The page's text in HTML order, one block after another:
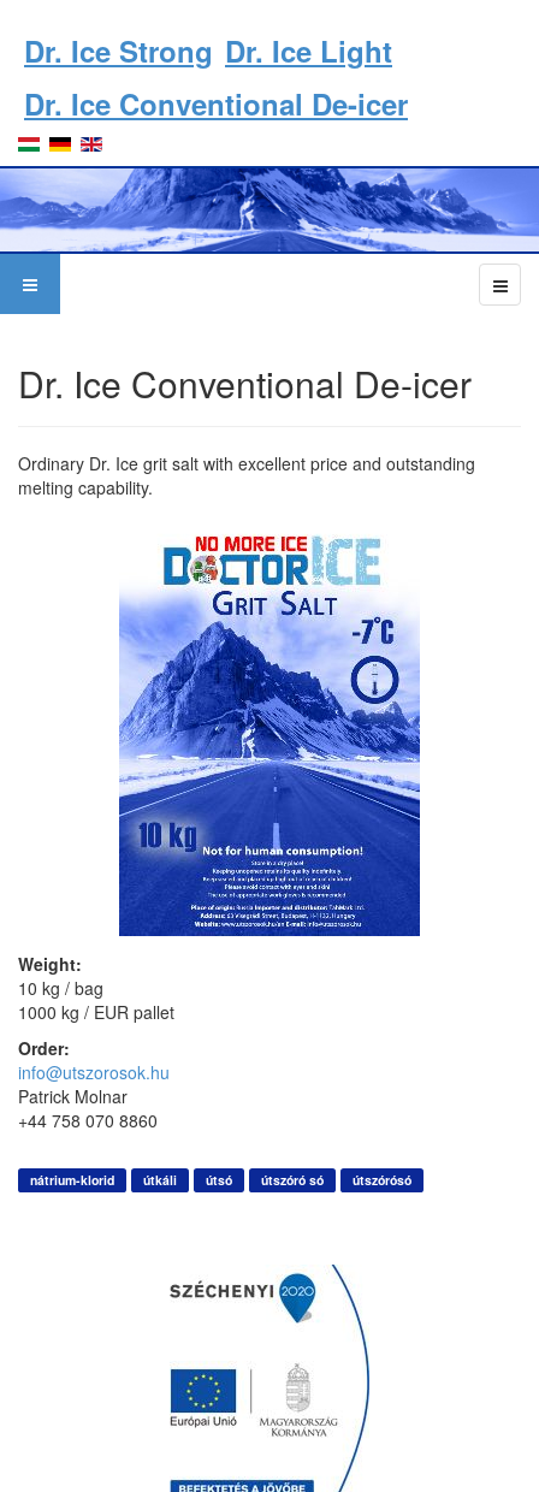
Dr. Ice Strong Dr. Ice Light
Dr. Ice Conventional De-icer
Dr. Ice Conventional De-icer
Ordinary Dr. Ice grit salt with excellent price and outstanding
melting capability.
Weight:
10 kg / bag
1000 kg / EUR pallet
Order:
info@utszorosok.hu
Patrick Molnar
+44 758 070 8860
nátrium-klorid útkáli útsó útszóró só útszórósó